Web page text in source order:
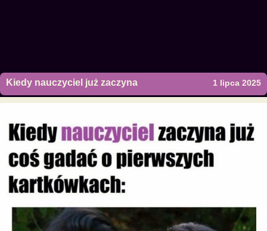
Kiedy nauczyciel już zaczyna 1 lipca 2025